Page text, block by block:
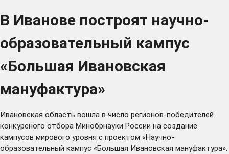
В Иванове построят научно-
образовательный кампус
«Большая Ивановская
мануфактура»
Ивановская область вошла в число регионов-победителей
конкурсного отбора Минобрнауки России на создание
кампусов мирового уровня с проектом «Научно-
образовательный кампус «Большая Ивановская мануфактура».